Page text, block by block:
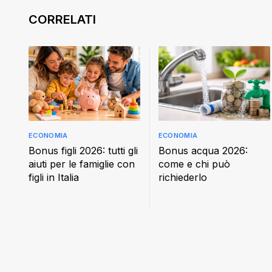
Bonus figli 2026: tutti gli
aiuti per le famiglie con
figli in Italia
ECONOMIA
Bonus acqua 2026:
come e chi può
richiederlo
ECONOMIA